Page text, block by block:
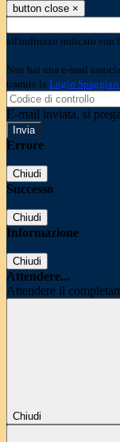
button close ×
all'indirizzo indicato con
Non hai una e-mail
tramite la Login Spaggiari
E-mail inviata, si
Errore
Chiudi
Successo
Chiudi
Informazione
Chiudi
Attendere...
Attendere il
Chiudi